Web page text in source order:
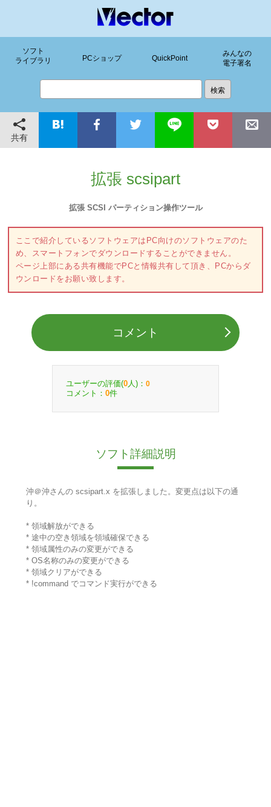
ソフト
ライブラリ
PCショップ QuickPoint
みんなの
電子署名
共有
拡張 scsipart
拡張 SCSI パーティション操作ツール
ここで紹介しているソフトウェアはPC向けのソフトウェアのた
め、スマートフォンでダウンロードすることができません。
ページ上部にある共有機能でPCと情報共有して頂き、PCからダ
ウンロードをお願い致します。
コメント
ユーザーの評価(0 人)： 0
コメント： 0件
ソフト詳細説明
沖＠沖さんの scsipart.x を拡張しました。変更点は以下の通
り。
* 領域解放ができる
* 途中の空き領域を領域確保できる
* 領域属性のみの変更ができる
* OS名称のみの変更ができる
* 領域クリアができる
* !command でコマンド実行ができる